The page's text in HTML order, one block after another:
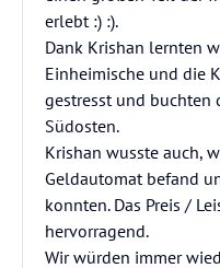
erlebt :) :).
Dank Krishan lernten
Einheimische und die
gestresst und buchten
Südosten.
Krishan wusste auch,
Geldautomat befand
konnten. Das Preis /
hervorragend.
Wir würden immer